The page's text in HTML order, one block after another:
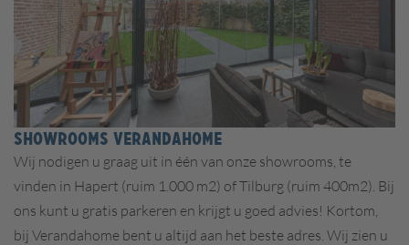
SHOWROOMS VERANDAHOME
Wij nodigen u graag uit in één van onze showrooms, te
vinden in Hapert (ruim 1.000 m2) of Tilburg (ruim 400m2). Bij
ons kunt u gratis parkeren en krijgt u goed advies! Kortom,
bij Verandahome bent u altijd aan het beste adres. Wij zien u